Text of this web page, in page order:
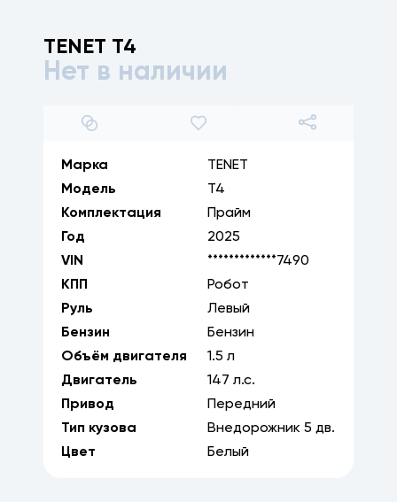
TENET T4
Нет в наличии
1/8
Марка
TENET
Модель
T4
Комплектация
Прайм
Год
2025
VIN
*************7490
КПП
Робот
Руль
Левый
Бензин
Бензин
Объём двигателя
1.5 л
Двигатель
147 л.с.
Привод
Передний
Тип кузова
Внедорожник 5 дв.
Цвет
Белый